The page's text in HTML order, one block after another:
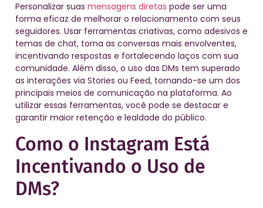
Personalizar suas mensagens diretas pode ser uma
forma eficaz de melhorar o relacionamento com seus
seguidores. Usar ferramentas criativas, como adesivos e
temas de chat, torna as conversas mais envolventes,
incentivando respostas e fortalecendo laços com sua
comunidade. Além disso, o uso das DMs tem superado
as interações via Stories ou Feed, tornando-se um dos
principais meios de comunicação na plataforma. Ao
utilizar essas ferramentas, você pode se destacar e
garantir maior retenção e lealdade do público.
Como o Instagram Está
Incentivando o Uso de
DMs?